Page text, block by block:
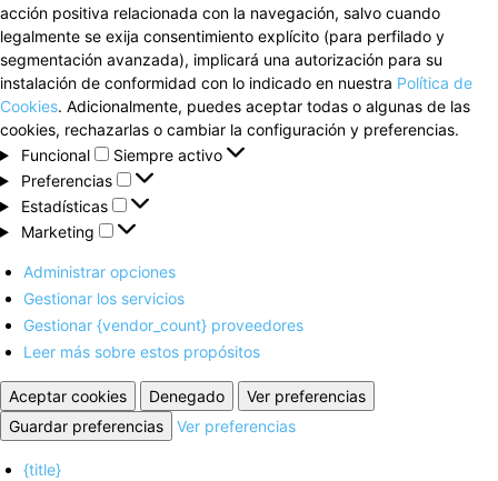
acción positiva relacionada con la navegación, salvo cuando
legalmente se exija consentimiento explícito (para perfilado y
segmentación avanzada), implicará una autorización para su
instalación de conformidad con lo indicado en nuestra Política de
Cookies. Adicionalmente, puedes aceptar todas o algunas de las
cookies, rechazarlas o cambiar la configuración y preferencias.
Funcional
Funcional
Siempre activo
Preferencias
Preferencias
Estadísticas
Estadísticas
Marketing
Marketing
Administrar opciones
Gestionar los servicios
Gestionar {vendor_count} proveedores
Leer más sobre estos propósitos
Aceptar cookies Denegado
Ver preferencias
Guardar preferencias
Ver preferencias
{title}